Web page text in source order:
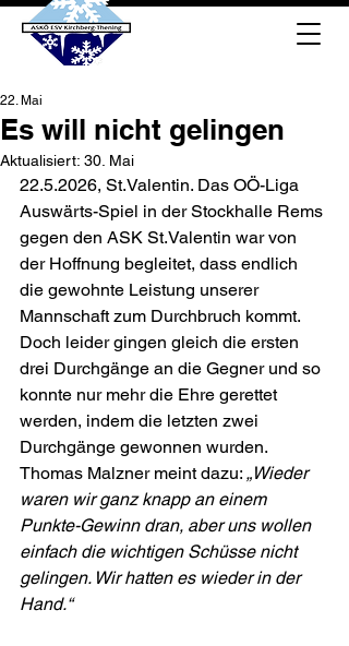
Es will nicht gelingen
22. Mai
Aktualisiert: 30. Mai
22.5.2026, St.Valentin. Das OÖ-Liga
Auswärts-Spiel in der Stockhalle Rems
gegen den ASK St.Valentin war von
der Hoffnung begleitet, dass endlich
die gewohnte Leistung unserer
Mannschaft zum Durchbruch kommt.
Doch leider gingen gleich die ersten
drei Durchgänge an die Gegner und so
konnte nur mehr die Ehre gerettet
werden, indem die letzten zwei
Durchgänge gewonnen wurden.
Thomas Malzner meint dazu: „Wieder
waren wir ganz knapp an einem
Punkte-Gewinn dran, aber uns wollen
einfach die wichtigen Schüsse nicht
gelingen. Wir hatten es wieder in der
Hand.“